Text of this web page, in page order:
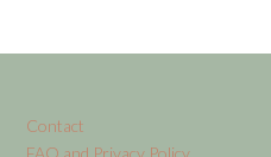
Contact
FAQ and Privacy Policy